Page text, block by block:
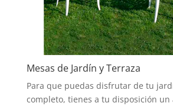
Mesas de Jardín y Terraza
Para que puedas disfrutar de tu
completo, tienes a tu disposición un